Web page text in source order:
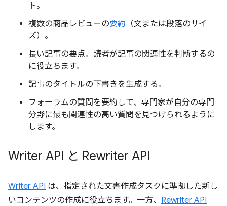
ト。
複数の商品レビューの要約 （文または段落のサイ
ズ）。
長い記事の要点。読者が記事の関連性を判断するの
に役立ちます。
記事のタイトルの下書きを生成する。
フォーラムの質問を要約して、専門家が自分の専門
分野に最も関連性の高い質問を見つけられるように
します。
Writer API と Rewriter API
Writer API は、指定された文書作成タスクに準拠した新し
いコンテンツの作成に役立ちます。一方、 Rewriter API